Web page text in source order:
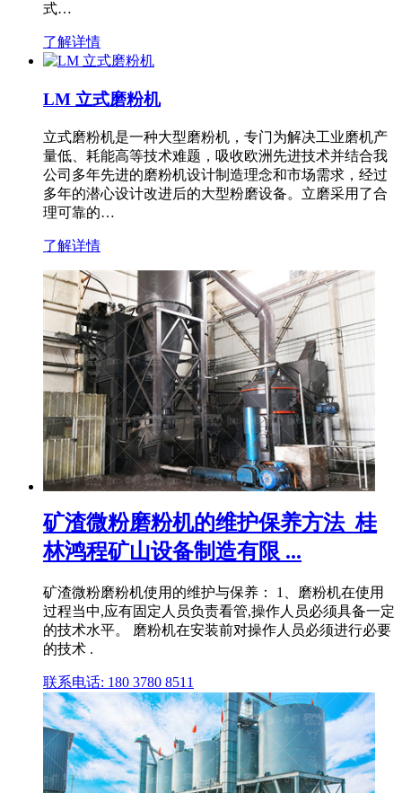
式…
了解详情
LM 立式磨粉机
立式磨粉机是一种大型磨粉机，专门为解决工业磨机产
量低、耗能高等技术难题，吸收欧洲先进技术并结合我
公司多年先进的磨粉机设计制造理念和市场需求，经过
多年的潜心设计改进后的大型粉磨设备。立磨采用了合
理可靠的…
了解详情
矿渣微粉磨粉机的维护保养方法_桂
林鸿程矿山设备制造有限 ...
矿渣微粉磨粉机使用的维护与保养： 1、磨粉机在使用
过程当中,应有固定人员负责看管,操作人员必须具备一定
的技术水平。 磨粉机在安装前对操作人员必须进行必要
的技术 .
联系电话: 180 3780 8511